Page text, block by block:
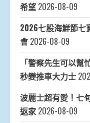
希望 2026-08-09
2026七股海鮮節七
會 2026-08-09
「警察先生可以
秒變推車大力士
波麗士超有愛！七
返家 2026-08-09